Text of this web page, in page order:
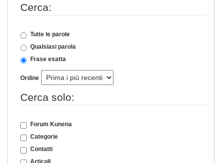
Cerca:
Tutte le parole
Qualsiasi parola
Frase esatta
Ordine
Cerca solo:
Forum Kunena
Categorie
Contatti
Articoli